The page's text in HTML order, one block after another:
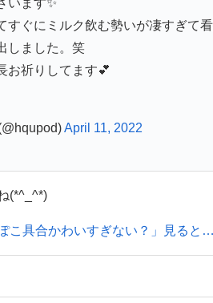
います✨
すぐにミルク飲む勢いが凄すぎて
しました。笑
お祈りしてます💕
April 11, 2022
(*^_^*)
こ具合かわいすぎない？」見ると